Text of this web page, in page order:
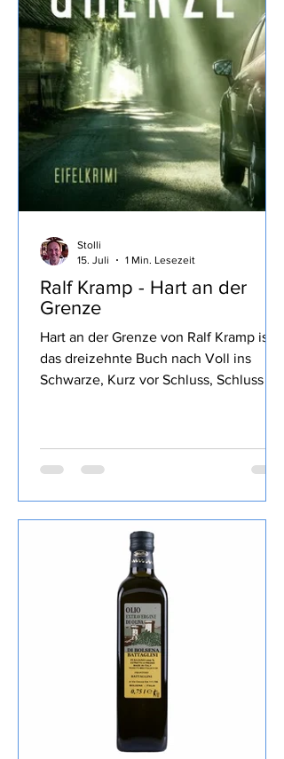
Wermutstropfen, war aber irgendwie ne
Ralf Kramp - Hart an der
das dreizehnte Buch nach Voll ins
Schwarze, Kurz vor Schluss, Schluss mit
Wald, Blaues Blut, Mord und Totlach,
Ein Viertelpfund Mord, Ihr Mord,
Morden an, Starker Abgang, Mord After
Eight und Der neunte Tod, das ich von
diesem Autor gelesen habe , den Inhalt
lasse ich wie üblich weg, ist in der
Rezension von Lovely Books enthalten,
mein Fazit: Ein echter Herbie, die
Stolli
15. Juli
1 Min. Lesezeit